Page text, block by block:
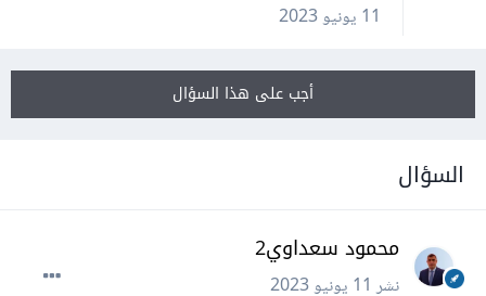
11 يونيو 2023
أجب على هذا السؤال
السؤال
محمود سعداوي2
نشر11 يونيو 2023